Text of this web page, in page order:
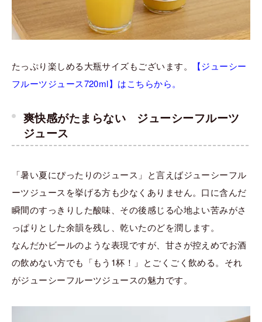
たっぷり楽しめる大瓶サイズもございます。
【ジューシー
フルーツジュース720ml】はこちらから。
爽快感がたまらない ジューシーフルーツ
ジュース
「暑い夏にぴったりのジュース」と言えばジューシーフル
ーツジュースを挙げる方も少なくありません。口に含んだ
瞬間のすっきりした酸味、その後感じる心地よい苦みがさ
っぱりとした余韻を残し、乾いたのどを潤します。
なんだかビールのような表現ですが、甘さが控えめでお酒
の飲めない方でも「もう1杯！」とごくごく飲める。それ
がジューシーフルーツジュースの魅力です。